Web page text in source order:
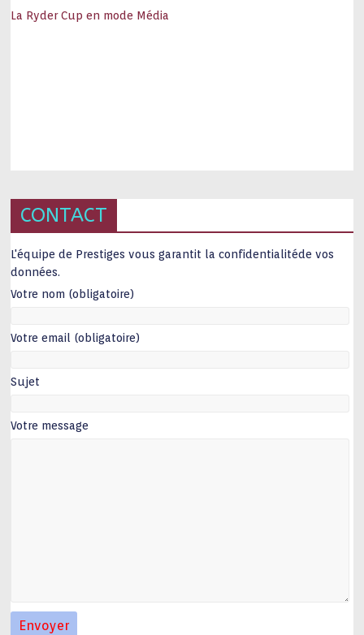
La Ryder Cup en mode Média
CONTACT
L'équipe de Prestiges vous garantit la confidentialitéde vos
données.
Votre nom (obligatoire)
Votre email (obligatoire)
Sujet
Votre message